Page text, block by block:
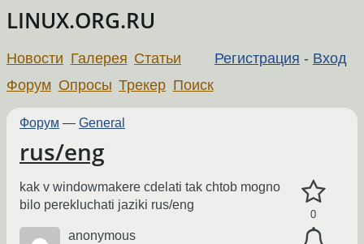
LINUX.ORG.RU
Регистрация - Вход
Новости Галерея Статьи
Форум Опросы Трекер Поиск
Форум — General
rus/eng
0
kak v windowmakere cdelati tak chtob mogno
bilo perekluchati jaziki rus/eng
anonymous